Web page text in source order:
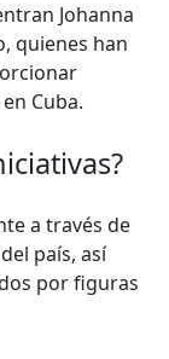
Johanna
quienes han
Cuba.
a través de
país, así
por figuras